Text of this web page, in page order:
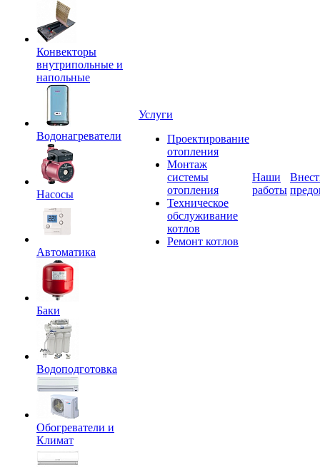
Конвекторы
внутрипольные и
напольные
Водонагреватели
Насосы
Автоматика
Баки
Водоподготовка
Обогреватели и
Климат
Услуги
Проектирование
отопления
Монтаж
системы
отопления
Техническое
обслуживание
котлов
Ремонт котлов
Наши
работы